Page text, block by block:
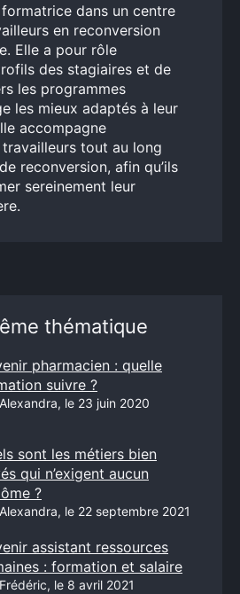
dans un centre
en reconversion
Elle a pour rôle
des stagiaires et de
les programmes
les mieux adaptés à leur
accompagne
tout au long
reconversion, afin qu’ils
sereinement leur
thématique
pharmacien : quelle
suivre ?
le 23 juin 2020
sont les métiers bien
qui n’exigent aucun
?
le 22 septembre 2021
assistant ressources
: formation et salaire
le 8 avril 2021